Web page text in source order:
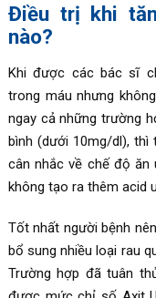
Điều trị khi
nào?
Khi được các bác sĩ
trong máu nhưng
ngay cả những trường
bình (dưới 10mg/dl),
cân nhắc về chế độ ăn
không tạo ra thêm acid
Tốt nhất người bệnh
bổ sung nhiều loại rau
Trường hợp đã tuân